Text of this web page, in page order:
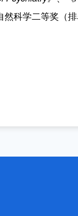
然科学二等奖（排